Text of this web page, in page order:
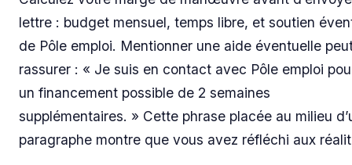
lettre : budget mensuel, temps libre, et soutien
de Pôle emploi. Mentionner une aide éventuelle
rassurer : « Je suis en contact avec Pôle emploi
un financement possible de 2 semaines
supplémentaires. » Cette phrase placée au milieu
paragraphe montre que vous avez réfléchi aux